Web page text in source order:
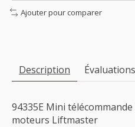
Ajouter pour comparer
Description
94335E Mini
moteurs Liftmaster